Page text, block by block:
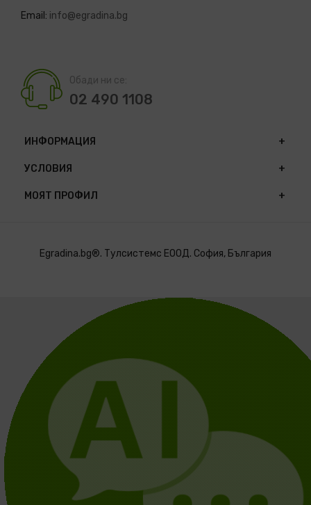
Email: info@egradina.bg
Обади ни се:
02 490 1108
ИНФОРМАЦИЯ
УСЛОВИЯ
МОЯТ ПРОФИЛ
Egradina.bg®. Тулсистемс ЕООД. София, България